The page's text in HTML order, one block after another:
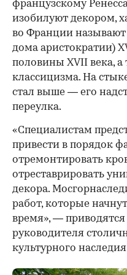
французскому
изобилуют декором,
во Франции
дома аристократии)
половины XVII века, а
классицизма. На
стал выше — его
переулка.
«Специалистам
привести в порядок
отремонтировать
отреставрировать
декора.
работ, которые
время», —
руководителя
культурного